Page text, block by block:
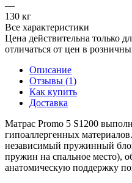
—
130 кг
Все характеристики
Цена действительна только
отличаться от цен в
Описание
Отзывы (1)
Как купить
Доставка
Матрас Promo 5 S1200
гипоаллергенных
независимый пружинный
пружин на спальное место),
анатомическую поддержку